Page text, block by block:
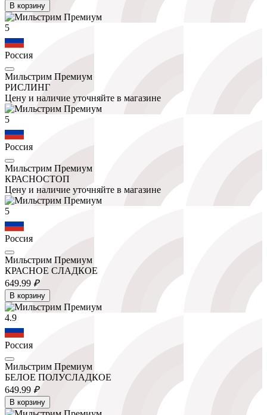
В корзину
5
Россия
Мильстрим Премиум
РИСЛИНГ
Цену и наличие уточняйте в магазине
5
Россия
Мильстрим Премиум
КРАСНОСТОП
Цену и наличие уточняйте в магазине
5
Россия
Мильстрим Премиум
КРАСНОЕ СЛАДКОЕ
649.99 ₽
В корзину
4.9
Россия
Мильстрим Премиум
БЕЛОЕ ПОЛУСЛАДКОЕ
649.99 ₽
В корзину